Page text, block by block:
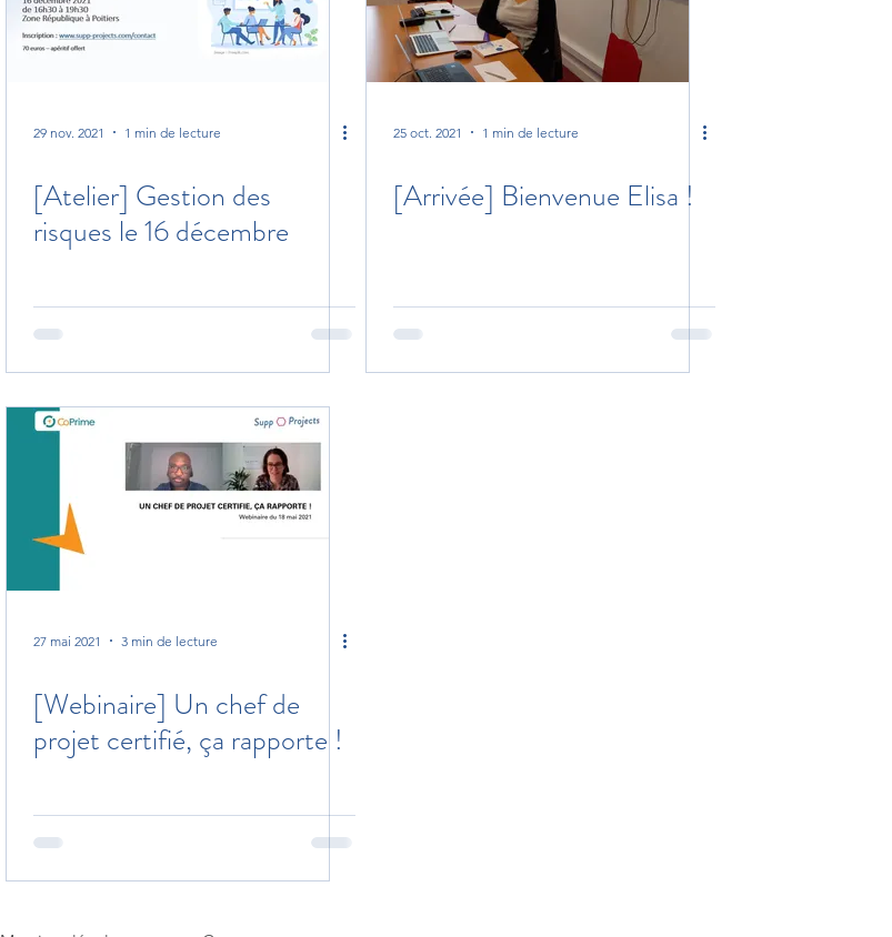
29 nov. 2021 1 min de lecture
[Atelier] Gestion des
risques le 16 décembre
25 oct. 2021 1 min de lecture
[Arrivée] Bienvenue Elisa !
27 mai 2021 3 min de lecture
[Webinaire] Un chef de
projet certifié, ça rapporte !